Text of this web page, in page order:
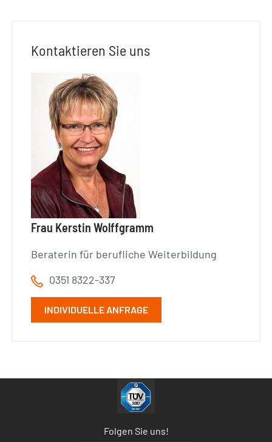
Kontaktieren Sie uns
Frau Kerstin Wolffgramm
Beraterin für berufliche Weiterbildung
0351 8322-337
INDIVIDUELLE ANFRAGE
Folgen Sie uns!